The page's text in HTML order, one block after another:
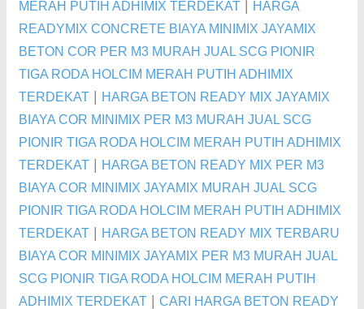
MERAH PUTIH ADHIMIX TERDEKAT
HARGA
READYMIX CONCRETE BIAYA MINIMIX JAYAMIX
BETON COR PER M3 MURAH JUAL SCG PIONIR
TIGA RODA HOLCIM MERAH PUTIH ADHIMIX
TERDEKAT
HARGA BETON READY MIX JAYAMIX
BIAYA COR MINIMIX PER M3 MURAH JUAL SCG
PIONIR TIGA RODA HOLCIM MERAH PUTIH ADHIMIX
TERDEKAT
HARGA BETON READY MIX PER M3
BIAYA COR MINIMIX JAYAMIX MURAH JUAL SCG
PIONIR TIGA RODA HOLCIM MERAH PUTIH ADHIMIX
TERDEKAT
HARGA BETON READY MIX TERBARU
BIAYA COR MINIMIX JAYAMIX PER M3 MURAH JUAL
SCG PIONIR TIGA RODA HOLCIM MERAH PUTIH
ADHIMIX TERDEKAT
CARI HARGA BETON READY